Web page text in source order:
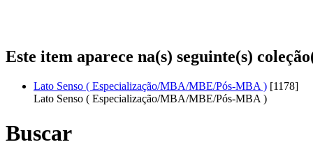
Este item aparece na(s) seguinte(s)
Lato Senso ( Especialização/MBA/MBE/Pós-MBA ) [1178]
Lato Senso ( Especialização/MBA/MBE/Pós-MBA )
Buscar